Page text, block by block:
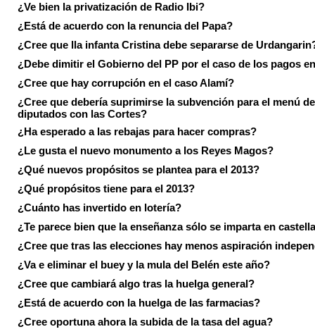
¿Ve bien la privatización de Radio Ibi?
¿Está de acuerdo con la renuncia del Papa?
¿Cree que lla infanta Cristina debe separarse de
¿Debe dimitir el Gobierno del PP por el caso de los pagos
¿Cree que hay corrupción en el caso Alamí?
¿Cree que debería suprimirse la subvención para el menú
diputados con las Cortes?
¿Ha esperado a las rebajas para hacer compras?
¿Le gusta el nuevo monumento a los Reyes Magos?
¿Qué nuevos propósitos se plantea para el 2013?
¿Qué propósitos tiene para el 2013?
¿Cuánto has invertido en lotería?
¿Te parece bien que la enseñanza sólo se imparta en
¿Cree que tras las elecciones hay menos aspiración
¿Va e eliminar el buey y la mula del Belén este año?
¿Cree que cambiará algo tras la huelga general?
¿Está de acuerdo con la huelga de las farmacias?
¿Cree oportuna ahora la subida de la tasa del agua?